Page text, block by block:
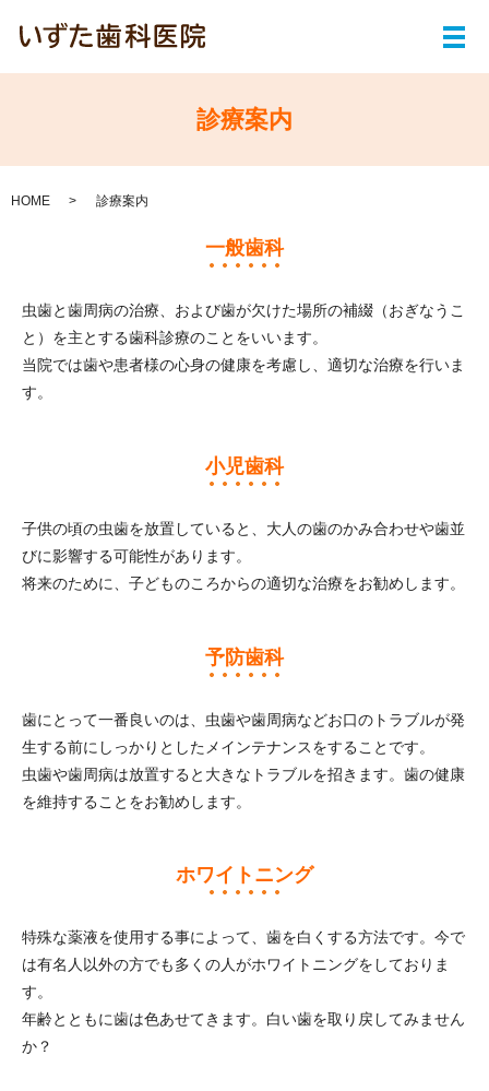
メ
診療案内
HOME 診療案内
一般歯科
虫歯と歯周病の治療、および歯が欠けた場所の補綴（おぎなうこ
と）を主とする歯科診療のことをいいます。
当院では歯や患者様の心身の健康を考慮し、適切な治療を行いま
す。
小児歯科
子供の頃の虫歯を放置していると、大人の歯のかみ合わせや歯並
びに影響する可能性があります。
将来のために、子どものころからの適切な治療をお勧めします。
予防歯科
歯にとって一番良いのは、虫歯や歯周病などお口のトラブルが発
生する前にしっかりとしたメインテナンスをすることです。
虫歯や歯周病は放置すると大きなトラブルを招きます。歯の健康
を維持することをお勧めします。
ホワイトニング
特殊な薬液を使用する事によって、歯を白くする方法です。今で
は有名人以外の方でも多くの人がホワイトニングをしておりま
す。
年齢とともに歯は色あせてきます。白い歯を取り戻してみません
か？